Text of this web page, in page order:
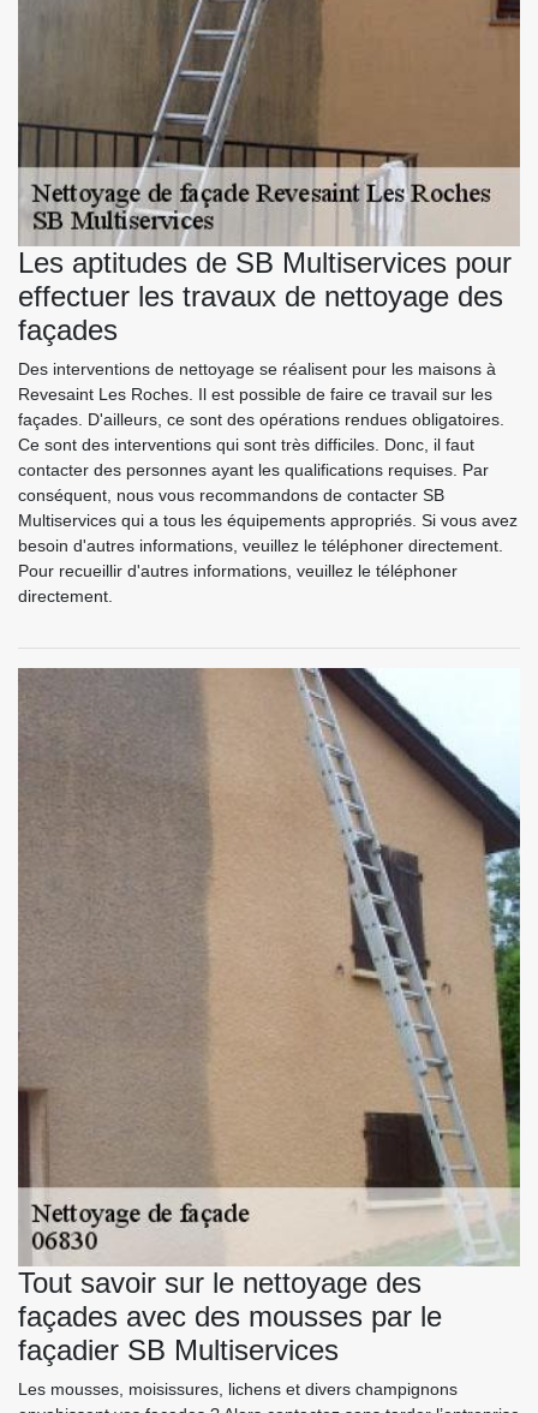
Les aptitudes de SB Multiservices pour
effectuer les travaux de nettoyage des
façades
Des interventions de nettoyage se réalisent pour les maisons à
Revesaint Les Roches. Il est possible de faire ce travail sur les
façades. D'ailleurs, ce sont des opérations rendues obligatoires.
Ce sont des interventions qui sont très difficiles. Donc, il faut
contacter des personnes ayant les qualifications requises. Par
conséquent, nous vous recommandons de contacter SB
Multiservices qui a tous les équipements appropriés. Si vous avez
besoin d'autres informations, veuillez le téléphoner directement.
Pour recueillir d'autres informations, veuillez le téléphoner
directement.
Tout savoir sur le nettoyage des
façades avec des mousses par le
façadier SB Multiservices
Les mousses, moisissures, lichens et divers champignons